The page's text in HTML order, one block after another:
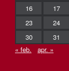
16
17
23
24
30
31
« feb.
apr. »